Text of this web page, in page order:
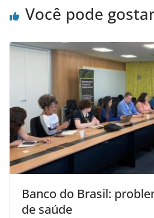
Você pode
Banco do Brasil:
de saúde